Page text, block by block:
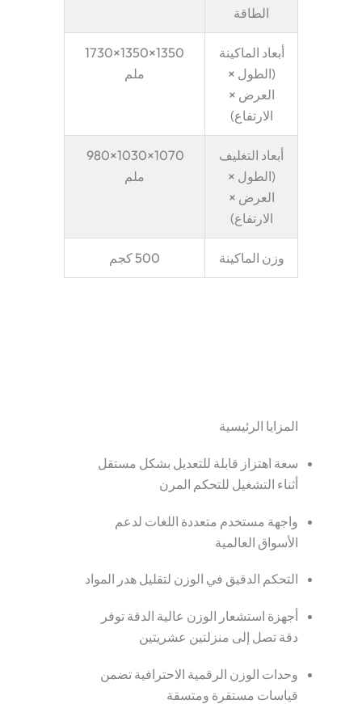
الطاقة
أبعاد الماكينة
(الطول ×
العرض ×
الارتفاع)
1350×1350×1730
ملم
أبعاد التغليف
(الطول ×
العرض ×
الارتفاع)
1070×1030×980
ملم
وزن الماكينة 500 كجم
المزايا الرئيسية
سعة اهتزاز قابلة للتعديل بشكل مستقل
أثناء التشغيل للتحكم المرن
واجهة مستخدم متعددة اللغات لدعم
الأسواق العالمية
التحكم الدقيق في الوزن لتقليل هدر المواد
أجهزة استشعار الوزن عالية الدقة توفر
دقة تصل إلى منزلتين عشريتين
وحدات الوزن الرقمية الاحترافية تضمن
قياسات مستقرة ومتسقة